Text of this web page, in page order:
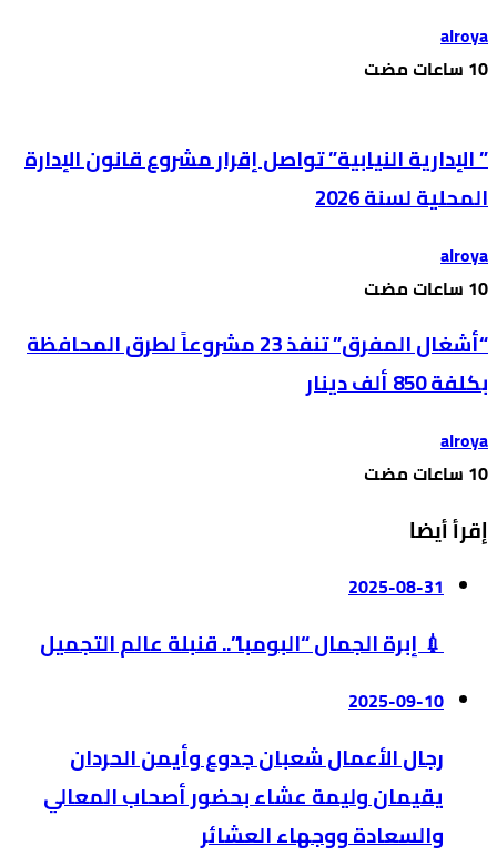
alroya
” الإدارية النيابية” تواصل إقرار مشروع قانون الإدارة
المحلية لسنة 2026
alroya
“أشغال المفرق” تنفذ 23 مشروعاً لطرق المحافظة
بكلفة 850 ألف دينار
alroya
إقرأ أيضا
2025-08-31
💉 إبرة الجمال “البومبا”.. قنبلة عالم التجميل
2025-09-10
رجال الأعمال شعبان جدوع وأيمن الحردان
يقيمان وليمة عشاء بحضور أصحاب المعالي
والسعادة ووجهاء العشائر